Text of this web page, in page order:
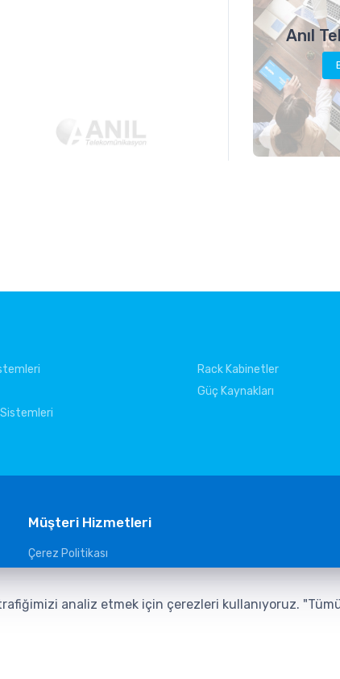
Anıl
Rack Kabinetler
Güç Kaynakları
Müşteri Hizmetleri
Çerez Politikası
Güvenlik Kameraları Aydınlatma Metni
analiz etmek için çerezleri kullanıyoruz.